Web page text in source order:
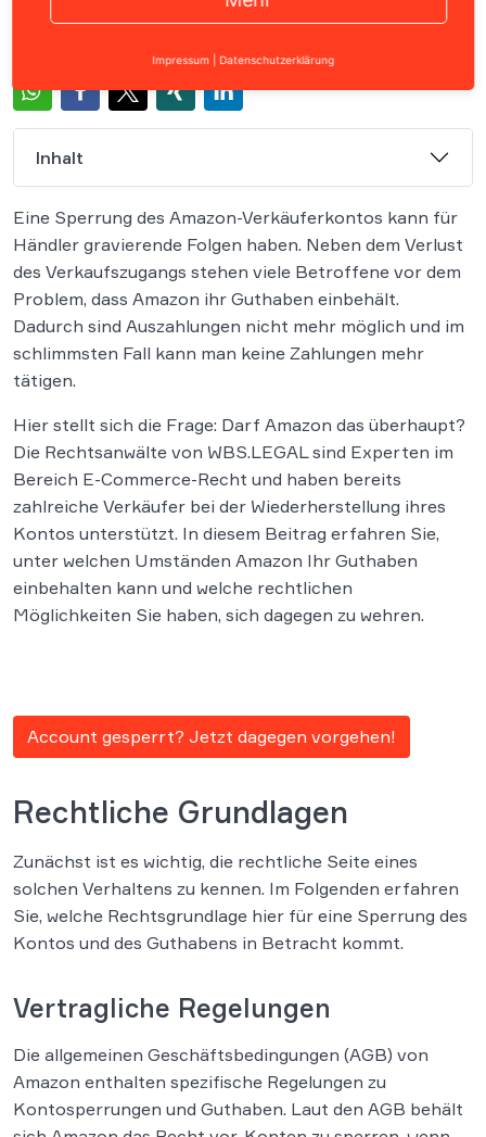
Inhalt
Eine Sperrung des Amazon-Verkäuferkontos kann für
Händler gravierende Folgen haben. Neben dem Verlust
des Verkaufszugangs stehen viele Betroffene vor dem
Problem, dass Amazon ihr Guthaben einbehält.
Dadurch sind Auszahlungen nicht mehr möglich und im
schlimmsten Fall kann man keine Zahlungen mehr
tätigen.
Hier stellt sich die Frage: Darf Amazon das überhaupt?
Die Rechtsanwälte von WBS.LEGAL sind Experten im
Bereich E-Commerce-Recht und haben bereits
zahlreiche Verkäufer bei der Wiederherstellung ihres
Kontos unterstützt. In diesem Beitrag erfahren Sie,
unter welchen Umständen Amazon Ihr Guthaben
einbehalten kann und welche rechtlichen
Möglichkeiten Sie haben, sich dagegen zu wehren.
Account gesperrt? Jetzt dagegen vorgehen!
Rechtliche Grundlagen
Zunächst ist es wichtig, die rechtliche Seite eines
solchen Verhaltens zu kennen. Im Folgenden erfahren
Sie, welche Rechtsgrundlage hier für eine Sperrung des
Kontos und des Guthabens in Betracht kommt.
Vertragliche Regelungen
Die allgemeinen Geschäftsbedingungen (AGB) von
Amazon enthalten spezifische Regelungen zu
Kontosperrungen und Guthaben. Laut den AGB behält
Impressum Datenschutzerklärung